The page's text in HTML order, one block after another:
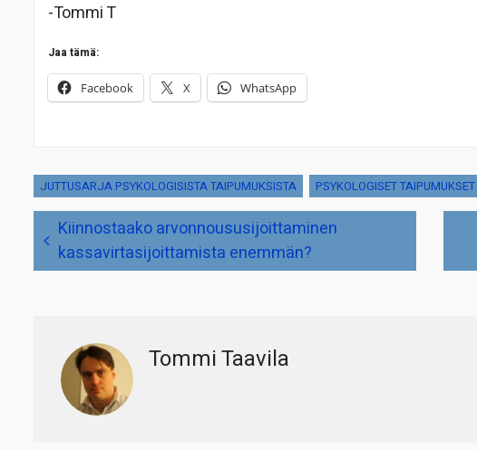
-Tommi T
Jaa tämä:
Facebook X WhatsApp
JUTTUSARJA PSYKOLOGISISTA TAIPUMUKSISTA PSYKOLOGISET TAIPUMUKSET
Artikkelien
selausKiinnostaako arvonnoususijoittaminen
kassavirtasijoittamista enemmän?
Tommi Taavila